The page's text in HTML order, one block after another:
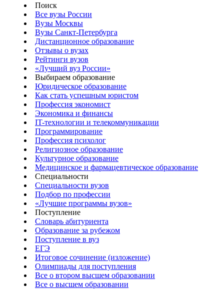
Поиск
Все вузы России
Вузы Москвы
Вузы Санкт-Петербурга
Дистанционное образование
Отзывы о вузах
Рейтинги вузов
«Лучший вуз России»
Выбираем образование
Юридическое образование
Как стать успешным юристом
Профессия экономист
Экономика и финансы
IT-технологии и телекоммуникации
Программирование
Профессия психолог
Религиозное образование
Культурное образование
Медицинское и фармацевтическое образование
Специальности
Специальности вузов
Подбор по профессии
«Лучшие программы вузов»
Поступление
Словарь абитуриента
Образование за рубежом
Поступление в вуз
ЕГЭ
Итоговое сочинение (изложение)
Олимпиады для поступления
Все о втором высшем образовании
Все о высшем образовании